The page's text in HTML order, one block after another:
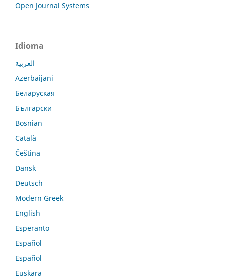
Open Journal Systems
Idioma
العربية
Azerbaijani
Беларуская
Български
Bosnian
Català
Čeština
Dansk
Deutsch
Modern Greek
English
Esperanto
Español
Español
Euskara